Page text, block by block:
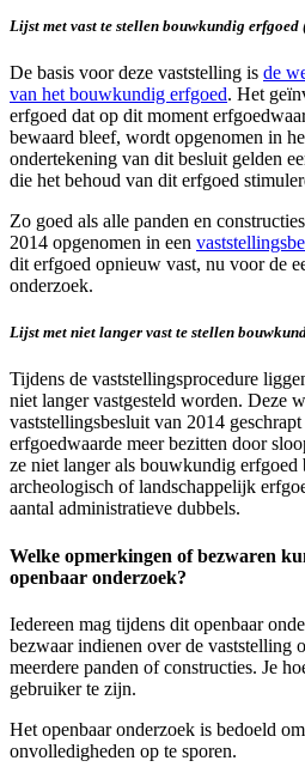
Lijst met vast te stellen bouwkundig erfgoed
De basis voor deze vaststelling is de
van het bouwkundig erfgoed. Het
erfgoed dat op dit moment
bewaard bleef, wordt opgenomen in
ondertekening van dit besluit gelden
die het behoud van dit erfgoed
Zo goed als alle panden en
2014 opgenomen in een
dit erfgoed opnieuw vast, nu voor de
onderzoek.
Lijst met niet langer vast te stellen
Tijdens de vaststellingsprocedure
niet langer vastgesteld worden. Deze
vaststellingsbesluit van 2014 geschrapt
erfgoedwaarde meer bezitten door
ze niet langer als bouwkundig erfgoed
archeologisch of landschappelijk
aantal administratieve dubbels.
Welke opmerkingen of bezwaren
openbaar onderzoek?
Iedereen mag tijdens dit openbaar
bezwaar indienen over de vaststelling
meerdere panden of constructies. Je
gebruiker te zijn.
Het openbaar onderzoek is bedoeld
onvolledigheden op te sporen.